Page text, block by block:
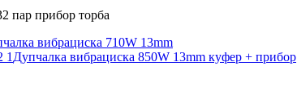
пар прибор торба
вибрациска 710W 13mm
Дупчалка вибрациска 850W 13mm куфер + прибор